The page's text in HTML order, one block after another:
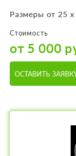
Размеры от 25
Стоимость
от 5 000
ОСТАВИТЬ